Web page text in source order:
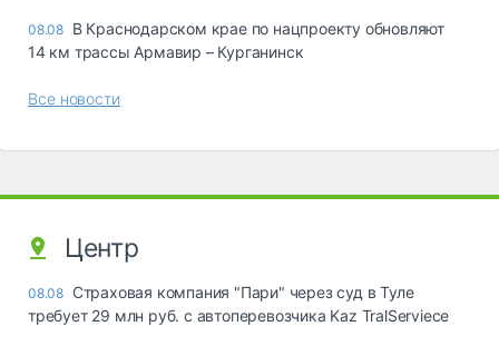
08.08 В Краснодарском крае по нацпроекту обновляют
14 км трассы Армавир – Курганинск
Все новости
Центр
08.08 Страховая компания "Пари" через суд в Туле
требует 29 млн руб. с автоперевозчика Kaz TralServiece